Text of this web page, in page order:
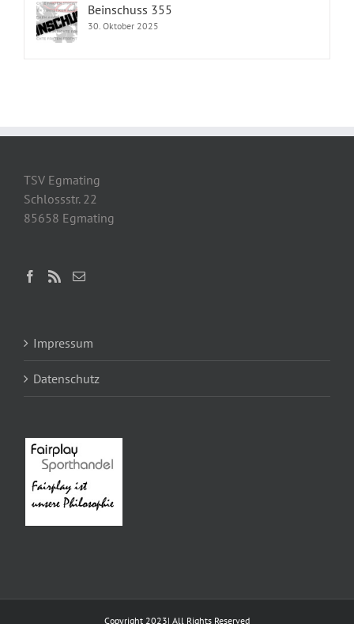
Beinschuss 355
30. Oktober 2025
TSV Egmating
Schlossstr. 22
85658 Egmating
Impressum
Datenschutz
Copyright 2023| All Rights Reserved